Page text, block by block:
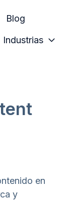
Blog
Industrias
en
y